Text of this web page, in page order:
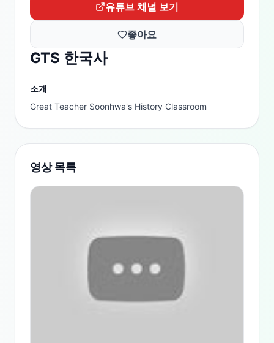
유튜브 채널 보기
좋아요
GTS 한국사
소개
Great Teacher Soonhwa's History Classroom
영상 목록